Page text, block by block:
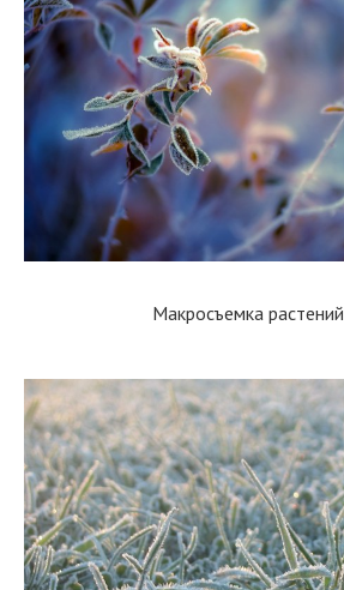
Макросъемка растений